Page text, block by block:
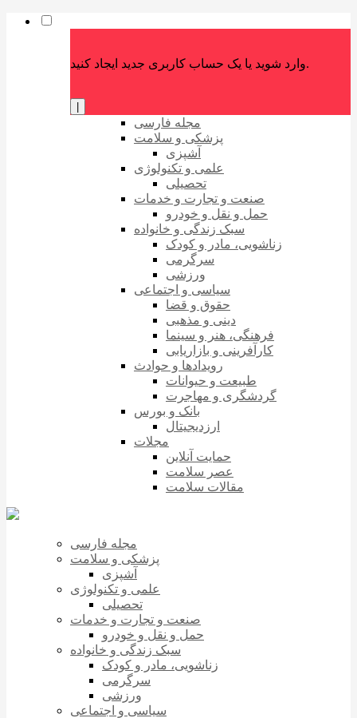
وارد شوید یا یک حساب کاربری جدید ایجاد کنید.
مجله فارسی
پزشکی و سلامت
آشپزی
علمی و تکنولوژی
تحصیلی
صنعت و تجارت و خدمات
حمل و نقل و خودرو
سبک زندگی و خانواده
زناشویی، مادر و کودک
سرگرمی
ورزشی
سیاسی و اجتماعی
حقوق و قضا
دینی و مذهبی
فرهنگی، هنر و سینما
کارآفرینی و بازاریابی
رویدادها و حوادث
طبیعت و حیوانات
گردشگری و مهاجرت
بانک و بورس
ارزدیجیتال
مجلات
حمایت آنلاین
عصر سلامت
مقالات سلامت
مجله فارسی
پزشکی و سلامت
آشپزی
علمی و تکنولوژی
تحصیلی
صنعت و تجارت و خدمات
حمل و نقل و خودرو
سبک زندگی و خانواده
زناشویی، مادر و کودک
سرگرمی
ورزشی
سیاسی و اجتماعی